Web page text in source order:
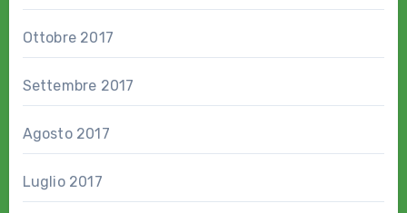
Ottobre 2017
Settembre 2017
Agosto 2017
Luglio 2017